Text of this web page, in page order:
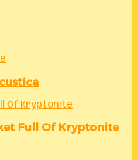
Of Kryptonite
Full Of Kryptonite